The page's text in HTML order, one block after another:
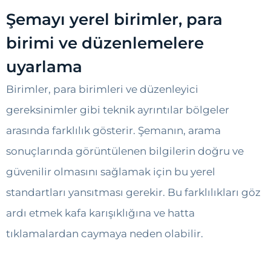
Şemayı yerel birimler, para
birimi ve düzenlemelere
uyarlama
Birimler, para birimleri ve düzenleyici
gereksinimler gibi teknik ayrıntılar bölgeler
arasında farklılık gösterir. Şemanın, arama
sonuçlarında görüntülenen bilgilerin doğru ve
güvenilir olmasını sağlamak için bu yerel
standartları yansıtması gerekir. Bu farklılıkları göz
ardı etmek kafa karışıklığına ve hatta
tıklamalardan caymaya neden olabilir.